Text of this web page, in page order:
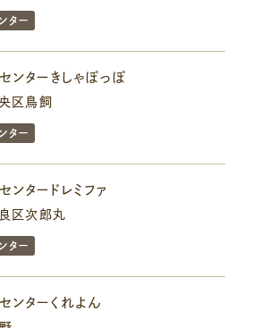
ター
ンターきしゃぽっぽ
区鳥飼
ター
ンタードレミファ
区次郎丸
ター
ンターくれよん